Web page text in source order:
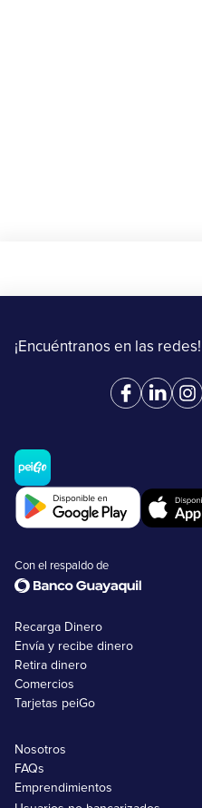
¡Encuéntranos en las redes!
Con el respaldo de
Recarga Dinero
Envía y recibe dinero
Retira dinero
Comercios
Tarjetas peiGo
Nosotros
FAQs
Emprendimientos